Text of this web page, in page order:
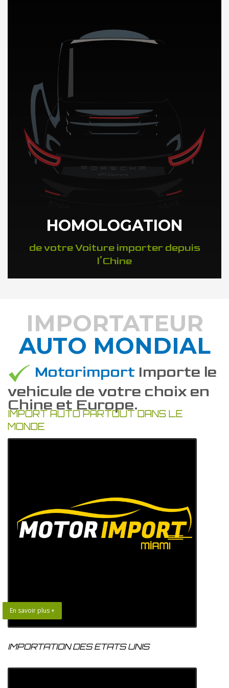
DÉCOUVREZ NOTRE IMPORTATION AUTO en Chine
HOMOLOGATION
de votre Voiture importer depuis
l’Chine
DÉCOUVREZ COMMENT
IMPORTATEUR
AUTO MONDIAL
Motorimport Importe le
vehicule de votre choix en
Chine et Europe.
IMPORT AUTO PARTOUT DANS LE
MONDE
En savoir plus +
IMPORTATION DES ETATS UNIS